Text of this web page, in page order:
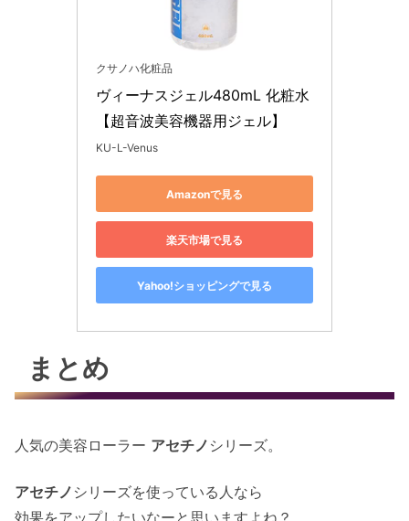
クサノハ化粧品
ヴィーナスジェル480mL 化粧水
【超音波美容機器用ジェル】
KU-L-Venus
Amazonで見る
楽天市場で見る
Yahoo!ショッピングで見る
まとめ
人気の美容ローラー アセチノ シリーズ。
アセチノ シリーズを使っている人なら
効果をアップしたいなーと思いますよね？